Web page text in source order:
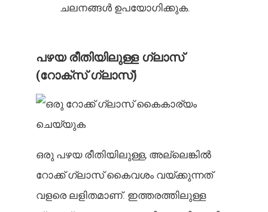
ചലനങ്ങൾ ഉപയോഗിക്കുക.
പഴയ രീതിയിലുള്ള ഗ്ലാസ്
(റോക്സ് ഗ്ലാസ്)
ഒരു പഴയ രീതിയിലുള്ള, അല്ലെങ്കിൽ
റോക്ക് ഗ്ലാസ് കൈവശം വയ്ക്കുന്നത്
വളരെ ലളിതമാണ്. ഇത്തരത്തിലുള്ള